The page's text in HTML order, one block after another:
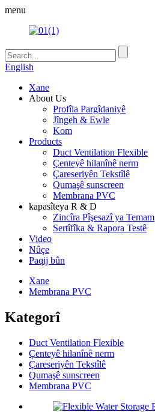
menu
English
Xane
About Us
Profîla Pargîdaniyê
Jîngeh & Ewle
Kom
Products
Duct Ventilation Flexible
Çenteyê hilanînê nerm
Çareseriyên Tekstîlê
Qumaşê sunscreen
Membrana PVC
kapasîteya R & D
Zincîra Pîşesazî ya Temam
Sertîfîka & Rapora Testê
Video
Nûçe
Paqij bûn
Xane
Membrana PVC
Kategorî
Duct Ventilation Flexible
Çenteyê hilanînê nerm
Çareseriyên Tekstîlê
Qumaşê sunscreen
Membrana PVC